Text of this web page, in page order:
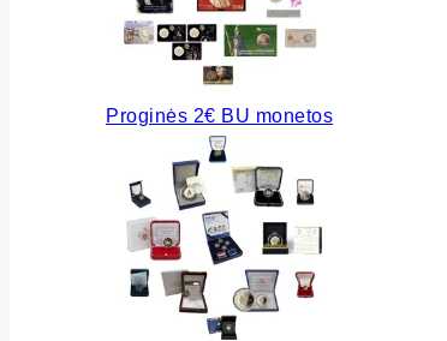
Proginės 2€ BU monetos